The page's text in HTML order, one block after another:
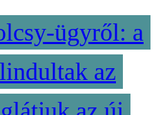
ügyről: a
az